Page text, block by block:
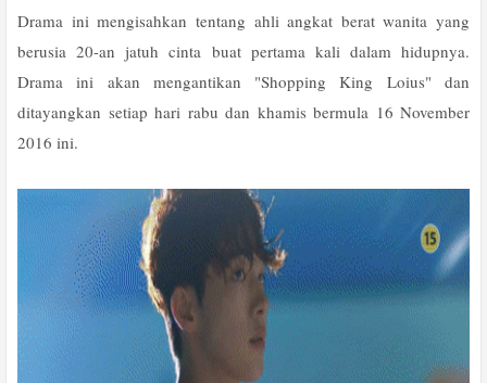
Drama ini mengisahkan tentang ahli angkat berat wanita yang
berusia 20-an jatuh cinta buat pertama kali dalam hidupnya.
Drama ini akan mengantikan "Shopping King Loius" dan
ditayangkan setiap hari rabu dan khamis bermula 16 November
2016 ini.